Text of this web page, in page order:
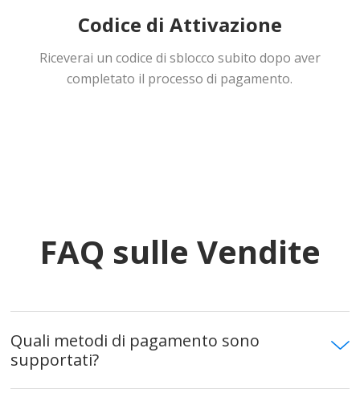
Codice di Attivazione
Riceverai un codice di sblocco subito dopo aver
completato il processo di pagamento.
FAQ sulle Vendite
Quali metodi di pagamento sono
supportati?